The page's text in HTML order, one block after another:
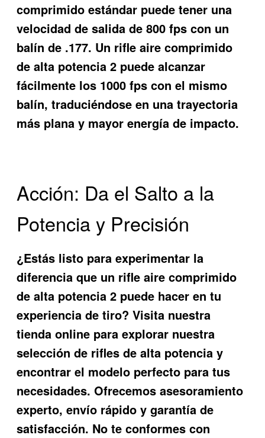
comprimido estándar puede tener una
velocidad de salida de 800 fps con un
balín de .177. Un rifle aire comprimido
de alta potencia 2 puede alcanzar
fácilmente los 1000 fps con el mismo
balín, traduciéndose en una trayectoria
más plana y mayor energía de impacto.
Acción: Da el Salto a la
Potencia y Precisión
¿Estás listo para experimentar la
diferencia que un rifle aire comprimido
de alta potencia 2 puede hacer en tu
experiencia de tiro? Visita nuestra
tienda online para explorar nuestra
selección de rifles de alta potencia y
encontrar el modelo perfecto para tus
necesidades. Ofrecemos asesoramiento
experto, envío rápido y garantía de
satisfacción. No te conformes con